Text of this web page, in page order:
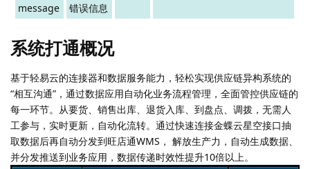
message
错误信息
系统打通概况
基于轻易云的连接器和数据服务能力，轻松实现供应链异构系统的
“相互沟通”，通过数据应用自动化业务流程管理，全面管控供应链的
每一环节。从要货、销售出库、退货入库、到盘点、调拨，无需人
工参与，实时更新，自动化流转。通过快速连接金蝶云星空接口抽
取数据后再自动分发到旺店通WMS， 解放生产力，自动生成数据、
并分发推送到业务应用，数据传递时效性提升10倍以上。